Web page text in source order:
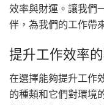
效率與財運。讓我們
伴，為我們的工作帶
提升工作效率
在選擇能夠提升工作
的種類和它們對環境